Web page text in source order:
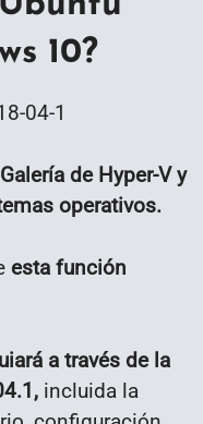
10?
de Hyper-V y
operativos.
esta función
a través de la
incluida la